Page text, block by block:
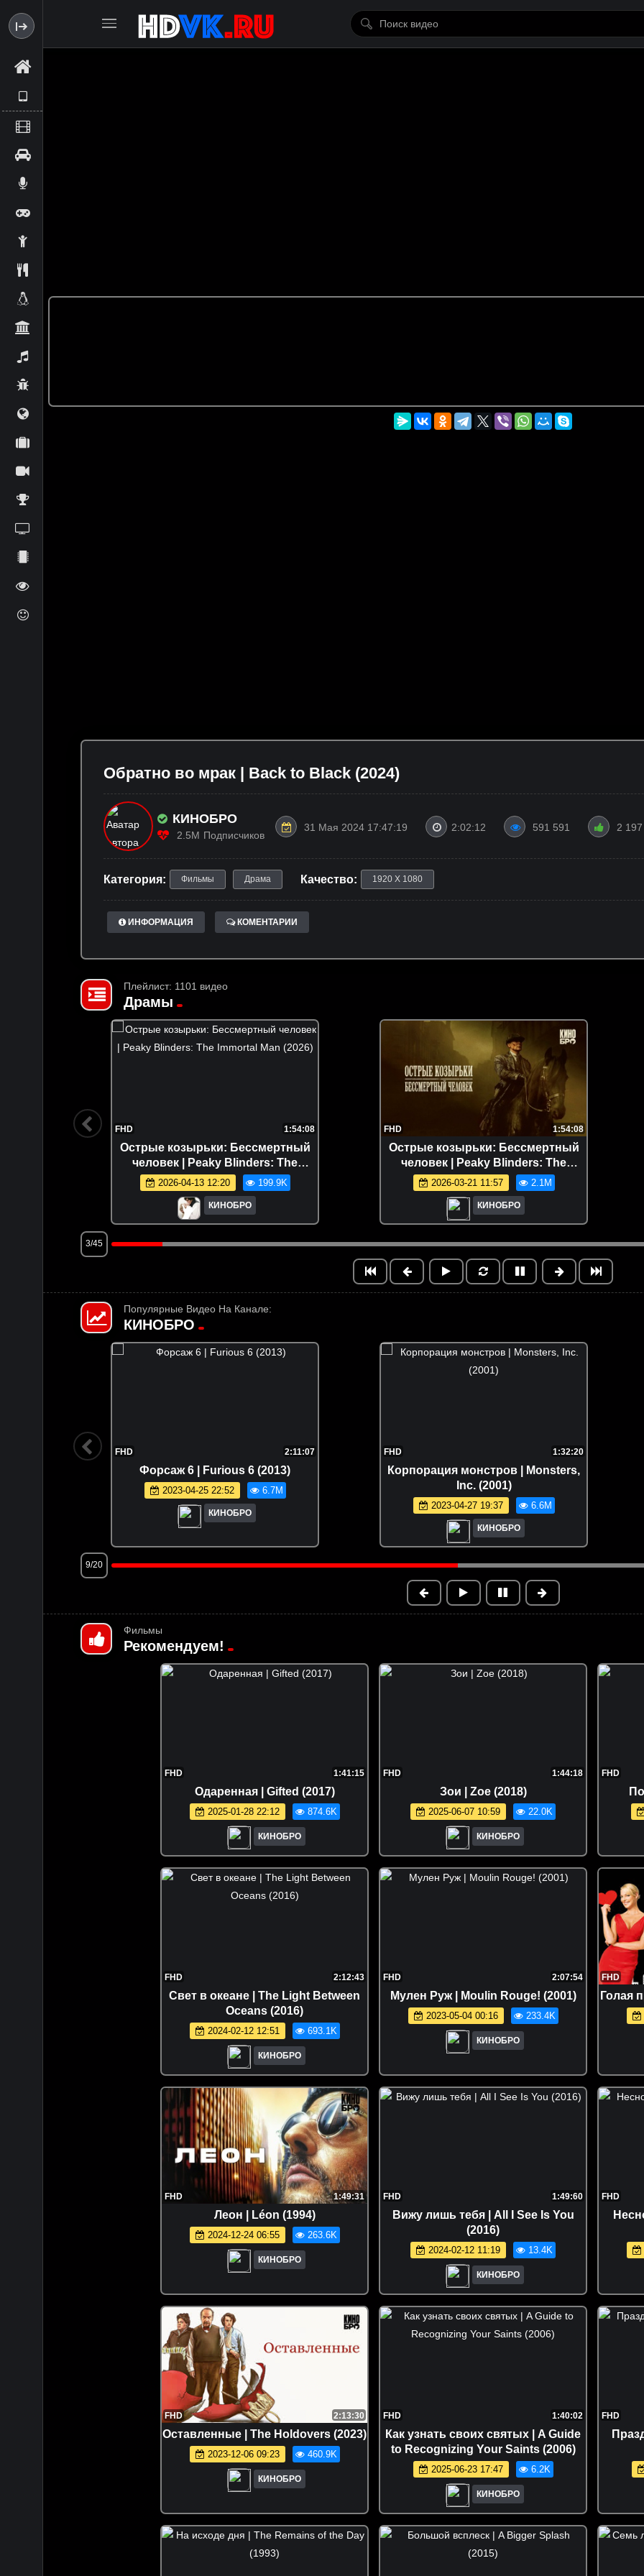
Обратно во мрак | Back to Black (2024)
КИНОБРО
2.5M Подписчиков
31 Мая 2024 17:47:19 2:02:12 591 591 2 197
Категория: Фильмы Драма Качество: 1920 X 1080
ИНФОРМАЦИЯ КОМЕНТАРИИ
Плейлист: 1101 видео
Драмы
FHD 1:54:08
Острые козырьки: Бессмертный
человек | Peaky Blinders: The
Immortal Man (2026)
2026-04-13 12:20 199.9K
КИНОБРО
FHD 1:54:08
Острые козырьки: Бессмертный
человек | Peaky Blinders: The
Immortal Man (2026)
2026-03-21 11:57 2.1M
КИНОБРО
3/45
Популярные Видео На Канале:
КИНОБРО
FHD 2:11:07
Форсаж 6 | Furious 6 (2013)
2023-04-25 22:52 6.7M
КИНОБРО
FHD 1:32:20
Корпорация монстров | Monsters,
Inc. (2001)
2023-04-27 19:37 6.6M
КИНОБРО
9/20
Фильмы
Рекомендуем!
FHD 1:41:15
Одаренная | Gifted (2017)
2025-01-28 22:12 874.6K
КИНОБРО
FHD 1:44:18
Зои | Zoe (2018)
2025-06-07 10:59 22.0K
КИНОБРО
FHD
FHD 2:12:43
Свет в океане | The Light Between
Oceans (2016)
2024-02-12 12:51 693.1K
КИНОБРО
FHD 2:07:54
Мулен Руж | Moulin Rouge! (2001)
2023-05-04 00:16 233.4K
КИНОБРО
FHD
Голая
FHD 1:49:31
Леон | Léon (1994)
2024-12-24 06:55 263.6K
КИНОБРО
FHD 1:49:60
Вижу лишь тебя | All I See Is You
(2016)
2024-02-12 11:19 13.4K
КИНОБРО
FHD
FHD 2:13:30
Оставленные | The Holdovers (2023)
2023-12-06 09:23 460.9K
КИНОБРО
FHD 1:40:02
Как узнать своих святых | A Guide
to Recognizing Your Saints (2006)
2025-06-23 17:47 6.2K
КИНОБРО
FHD